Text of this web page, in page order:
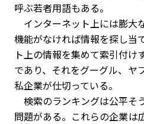
呼ぶ若者用語もある。
インターネット上には膨大
機能がなければ情報を探し当
ト上の情報を集めて索引付け
であり、それをグーグル、ヤ
私企業が仕切っている。
検索のランキングは公平そ
問題がある。これらの企業は